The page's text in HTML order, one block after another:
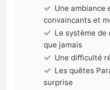
Une ambiance
convaincants et
Le système de
que jamais
Une difficulté
Les quêtes
surprise